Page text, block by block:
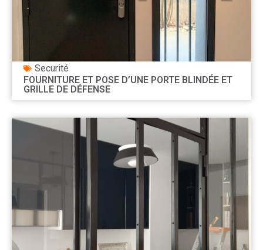
Securité
FOURNITURE ET POSE D’UNE PORTE BLINDÉE ET
GRILLE DE DÉFENSE